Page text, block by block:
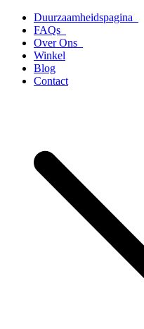
naar
inhoud
Duurzaamheidspagina
FAQs
Over Ons
Winkel
Blog
Contact